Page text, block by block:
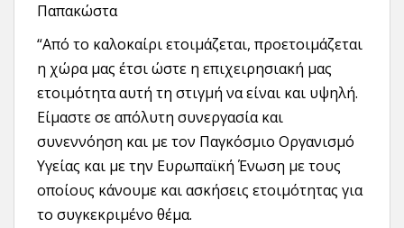
Παπακώστα
“Από το καλοκαίρι ετοιμάζεται, προετοιμάζεται
η χώρα μας έτσι ώστε η επιχειρησιακή μας
ετοιμότητα αυτή τη στιγμή να είναι και υψηλή.
Είμαστε σε απόλυτη συνεργασία και
συνεννόηση και με τον Παγκόσμιο Οργανισμό
Υγείας και με την Ευρωπαϊκή Ένωση με τους
οποίους κάνουμε και ασκήσεις ετοιμότητας για
το συγκεκριμένο θέμα.